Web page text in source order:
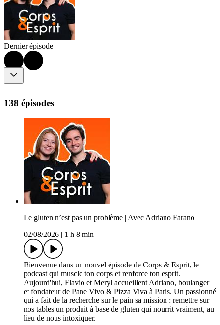
Dernier épisode
138 épisodes
Le gluten n’est pas un problème | Avec Adriano Farano
02/08/2026
1 h 8 min
Bienvenue dans un nouvel épisode de Corps & Esprit, le
podcast qui muscle ton corps et renforce ton esprit.
Aujourd'hui, Flavio et Meryl accueillent Adriano, boulanger
et fondateur de Pane Vivo & Pizza Viva à Paris. Un passionné
qui a fait de la recherche sur le pain sa mission : remettre sur
nos tables un produit à base de gluten qui nourrit vraiment, au
lieu de nous intoxiquer.